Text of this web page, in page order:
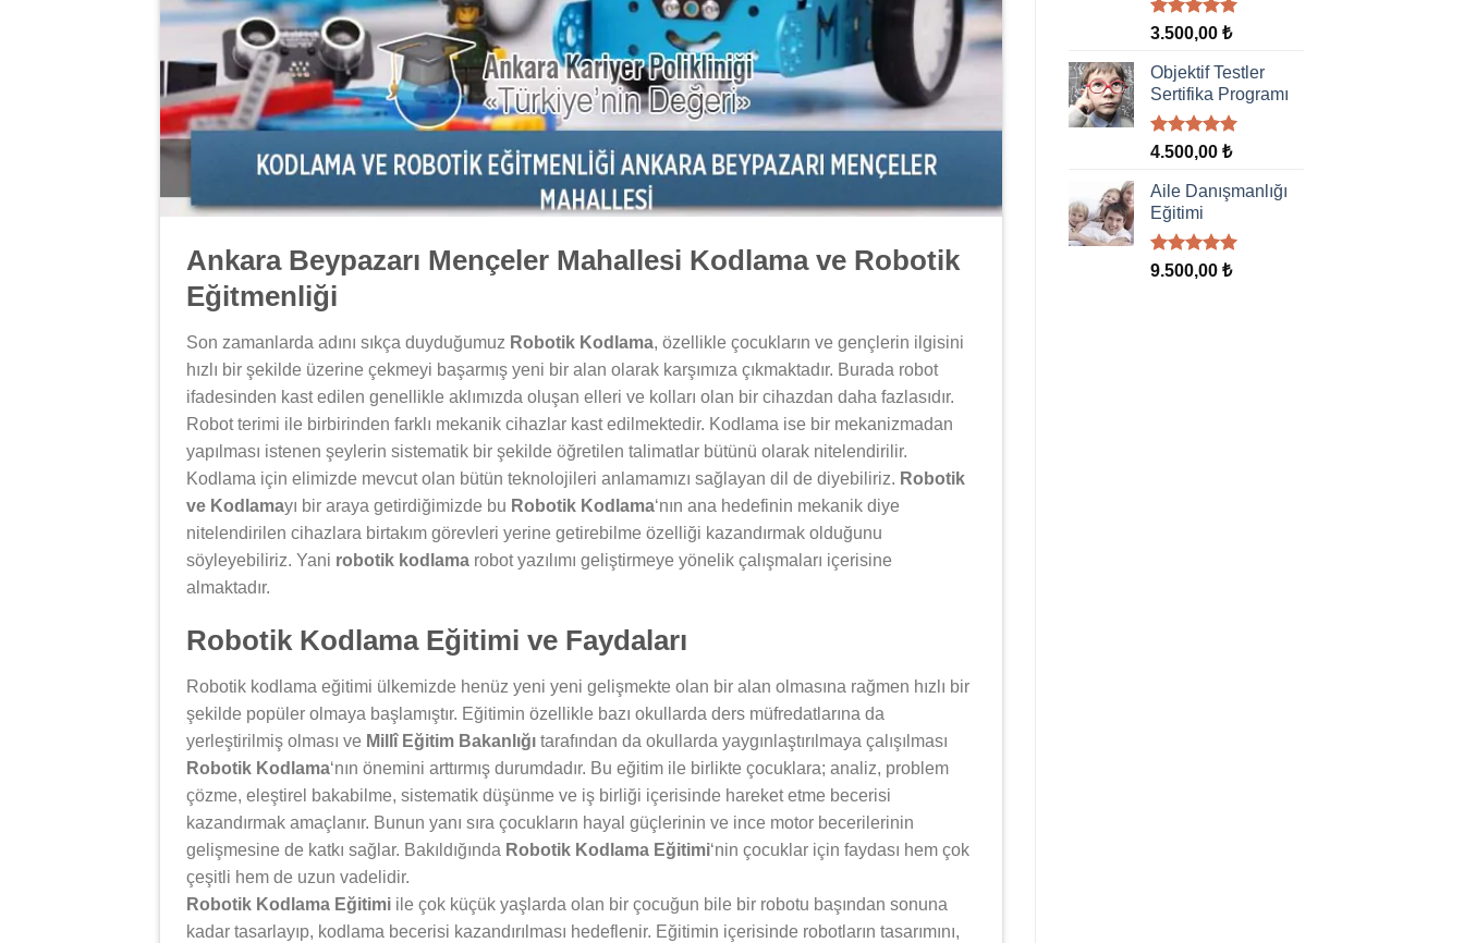
Ankara Beypazarı Mençeler Mahallesi Kodlama ve Robotik
Eğitmenliği
Son zamanlarda adını sıkça duyduğumuz Robotik Kodlama, özellikle çocukların ve gençlerin ilgisini
hızlı bir şekilde üzerine çekmeyi başarmış yeni bir alan olarak karşımıza çıkmaktadır. Burada robot
ifadesinden kast edilen genellikle aklımızda oluşan elleri ve kolları olan bir cihazdan daha fazlasıdır.
Robot terimi ile birbirinden farklı mekanik cihazlar kast edilmektedir. Kodlama ise bir mekanizmadan
yapılması istenen şeylerin sistematik bir şekilde öğretilen talimatlar bütünü olarak nitelendirilir.
Kodlama için elimizde mevcut olan bütün teknolojileri anlamamızı sağlayan dil de diyebiliriz. Robotik
ve Kodlamayı bir araya getirdiğimizde bu Robotik Kodlama‘nın ana hedefinin mekanik diye
nitelendirilen cihazlara birtakım görevleri yerine getirebilme özelliği kazandırmak olduğunu
söyleyebiliriz. Yani robotik kodlama robot yazılımı geliştirmeye yönelik çalışmaları içerisine
almaktadır.
Robotik Kodlama Eğitimi ve Faydaları
Robotik kodlama eğitimi ülkemizde henüz yeni yeni gelişmekte olan bir alan olmasına rağmen hızlı bir
şekilde popüler olmaya başlamıştır. Eğitimin özellikle bazı okullarda ders müfredatlarına da
yerleştirilmiş olması ve Millî Eğitim Bakanlığı tarafından da okullarda yaygınlaştırılmaya çalışılması
Robotik Kodlama‘nın önemini arttırmış durumdadır. Bu eğitim ile birlikte çocuklara; analiz, problem
çözme, eleştirel bakabilme, sistematik düşünme ve iş birliği içerisinde hareket etme becerisi
kazandırmak amaçlanır. Bunun yanı sıra çocukların hayal güçlerinin ve ince motor becerilerinin
gelişmesine de katkı sağlar. Bakıldığında Robotik Kodlama Eğitimi‘nin çocuklar için faydası hem çok
çeşitli hem de uzun vadelidir.
Robotik Kodlama Eğitimi ile çok küçük yaşlarda olan bir çocuğun bile bir robotu başından sonuna
kadar tasarlayıp, kodlama becerisi kazandırılması hedeflenir. Eğitimin içerisinde robotların tasarımını,
5 üzerinden
oy
aldı
3.500,00 ₺
Objektif Testler
Sertifika Programı
5 üzerinden
oy
aldı
4.500,00 ₺
Aile Danışmanlığı
Eğitimi
5 üzerinden
oy
9.500,00 ₺